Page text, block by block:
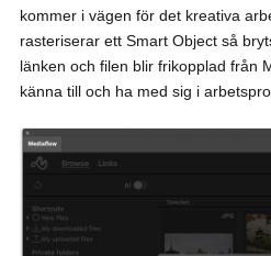
kommer i vägen för det kreativa
rasteriserar ett Smart Object så
länken och filen blir frikopplad från
känna till och ha med sig i